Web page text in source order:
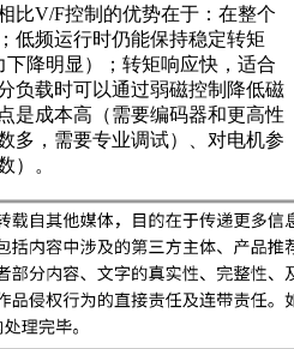
比V/F控制的优势在于：在整个
低频运行时仍能保持稳定转矩
下降明显）；转矩响应快，适合
负载时可以通过弱磁控制降低磁
是成本高（需要编码器和更高性
多，需要专业调试）、对电机参
）。